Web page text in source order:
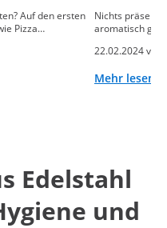
Auf den ersten
Pizza…
Nichts
aromatisch
22.02.2024 von
Mehr lesen
Edelstahl
und